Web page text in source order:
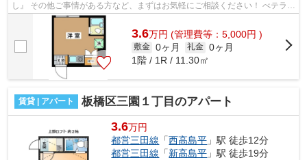
し』 その他ご事情がある方など、まずはお気軽にご相談ください！ べテラン
スタッフが対応致しますのでご希望...
3.6万円 (管理費等：5,000円 )
敷金 0ヶ月 礼金 0ヶ月
1階 / 1R / 11.30㎡
賃貸 | アパート 板橋区三園１丁目のアパート
3.6万円
都営三田線 「西高島平 」駅 徒歩12分
都営三田線 「新高島平 」駅 徒歩19分